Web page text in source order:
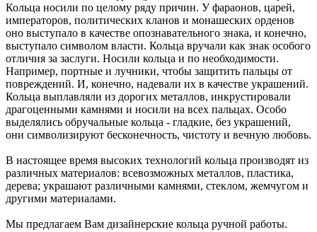
Кольца носили по целому ряду причин. У фараонов, царей,
императоров, политических кланов и монашеских орденов
оно выступало в качестве опознавательного знака, и конечно,
выступало символом власти. Кольца вручали как знак особого
отличия за заслуги. Носили кольца и по необходимости.
Например, портные и лучники, чтобы защитить пальцы от
повреждений. И, конечно, надевали их в качестве украшений.
Кольца выплавляли из дорогих металлов, инкрустировали
драгоценными камнями и носили на всех пальцах. Особо
выделялись обручальные кольца - гладкие, без украшений,
они символизируют бесконечность, чистоту и вечную любовь.
В настоящее время высоких технологий кольца производят из
различных материалов: всевозможных металлов, пластика,
дерева; украшают различными камнями, стеклом, жемчугом и
другими материалами.
Мы предлагаем Вам дизайнерские кольца ручной работы.